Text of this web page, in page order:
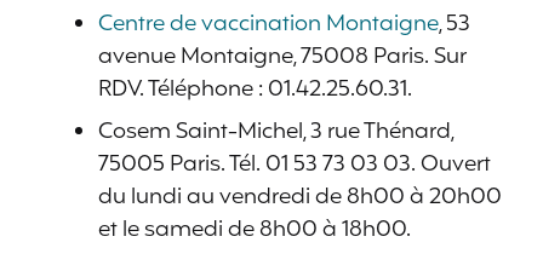
Centre de vaccination Montaigne, 53
avenue Montaigne, 75008 Paris. Sur
RDV. Téléphone : 01.42.25.60.31.
Cosem Saint-Michel, 3 rue Thénard,
75005 Paris. Tél. 01 53 73 03 03. Ouvert
du lundi au vendredi de 8h00 à 20h00
et le samedi de 8h00 à 18h00.